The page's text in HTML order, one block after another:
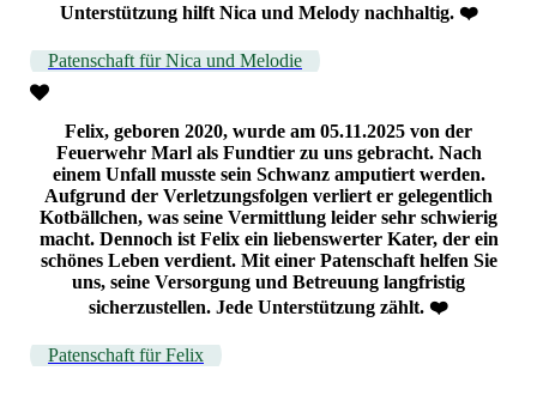
Unterstützung hilft Nica und Melody nachhaltig. ❤️
Patenschaft für Nica und Melodie
Felix, geboren 2020, wurde am 05.11.2025 von der
Feuerwehr Marl als Fundtier zu uns gebracht. Nach
einem Unfall musste sein Schwanz amputiert werden.
Aufgrund der Verletzungsfolgen verliert er gelegentlich
Kotbällchen, was seine Vermittlung leider sehr schwierig
macht. Dennoch ist Felix ein liebenswerter Kater, der ein
schönes Leben verdient. Mit einer Patenschaft helfen Sie
uns, seine Versorgung und Betreuung langfristig
sicherzustellen. Jede Unterstützung zählt. ❤️
Patenschaft für Felix